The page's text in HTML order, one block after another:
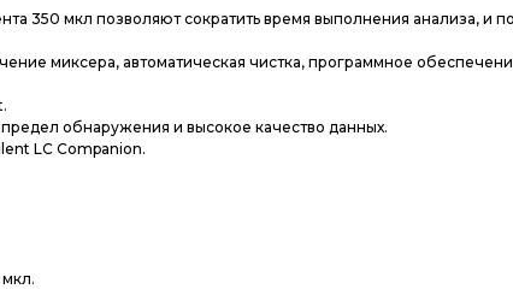
350 мкл позволяют сократить время выполнения анализа, и
миксера, автоматическая чистка, программное
обнаружения и высокое качество данных.
LC Companion.